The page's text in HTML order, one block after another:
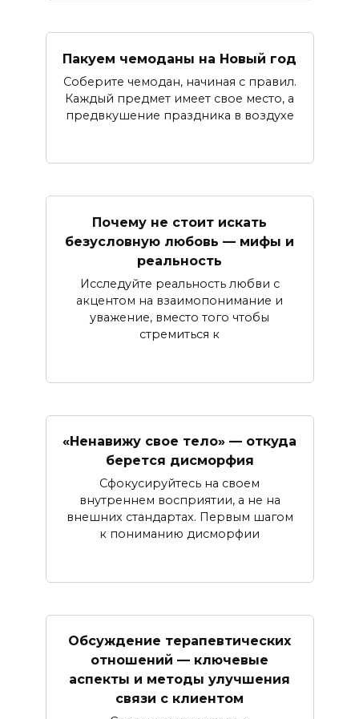
Пакуем чемоданы на Новый год
Соберите чемодан, начиная с правил.
Каждый предмет имеет свое место, а
предвкушение праздника в воздухе
Почему не стоит искать
безусловную любовь — мифы и
реальность
Исследуйте реальность любви с
акцентом на взаимопонимание и
уважение, вместо того чтобы
стремиться к
«Ненавижу свое тело» — откуда
берется дисморфия
Сфокусируйтесь на своем
внутреннем восприятии, а не на
внешних стандартах. Первым шагом
к пониманию дисморфии
Обсуждение терапевтических
отношений — ключевые
аспекты и методы улучшения
связи с клиентом